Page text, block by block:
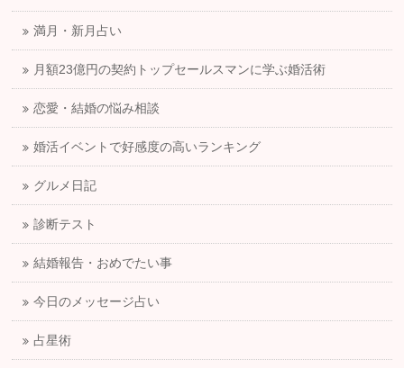
満月・新月占い
月額23億円の契約トップセールスマンに学ぶ婚活術
恋愛・結婚の悩み相談
婚活イベントで好感度の高いランキング
グルメ日記
診断テスト
結婚報告・おめでたい事
今日のメッセージ占い
占星術